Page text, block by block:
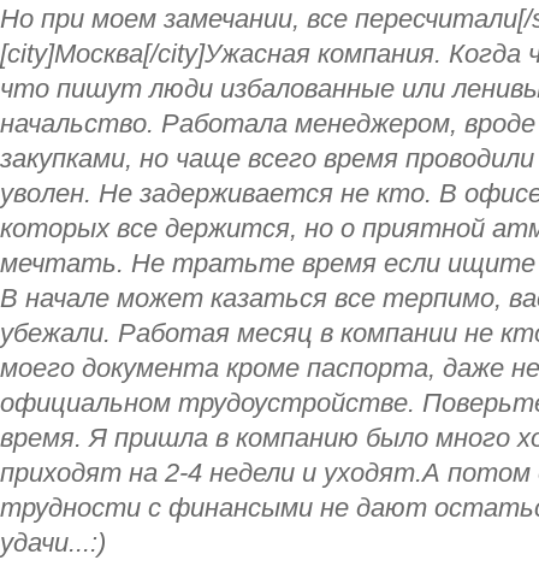
Но при моем замечании, все пересчитали[/
[city]Москва[/city]Ужасная компания.
что пишут люди избалованные или
начальство. Работала менеджером,
закупками, но чаще всего время
уволен. Не задерживается не кто. В
которых все держится, но о приятной
мечтать. Не тратьте время если ищите
В начале может казаться все терпимо,
убежали. Работая месяц в компании не
моего документа кроме паспорта, даже
официальном трудоустройстве.
время. Я пришла в компанию было много
приходят на 2-4 недели и уходят.А
трудности с финансыми не дают
удачи...:)